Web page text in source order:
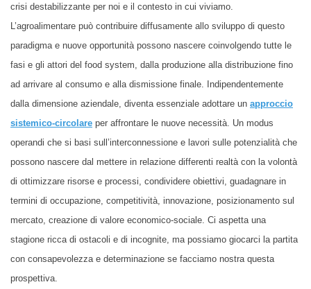
crisi destabilizzante per noi e il contesto in cui viviamo.
L’agroalimentare può contribuire diffusamente allo sviluppo di questo
paradigma e nuove opportunità possono nascere coinvolgendo tutte le
fasi e gli attori del food system, dalla produzione alla distribuzione fino
ad arrivare al consumo e alla dismissione finale. Indipendentemente
dalla dimensione aziendale, diventa essenziale adottare un approccio
sistemico-circolare per affrontare le nuove necessità. Un modus
operandi che si basi sull’interconnessione e lavori sulle potenzialità che
possono nascere dal mettere in relazione differenti realtà con la volontà
di ottimizzare risorse e processi, condividere obiettivi, guadagnare in
termini di occupazione, competitività, innovazione, posizionamento sul
mercato, creazione di valore economico-sociale. Ci aspetta una
stagione ricca di ostacoli e di incognite, ma possiamo giocarci la partita
con consapevolezza e determinazione se facciamo nostra questa
prospettiva.